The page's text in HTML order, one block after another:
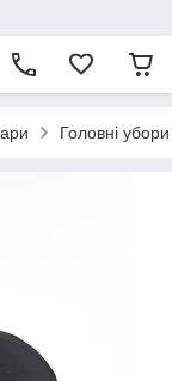
Головні убори